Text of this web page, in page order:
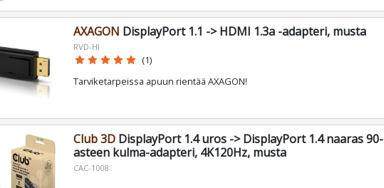
AXAGON DisplayPort 1.1 -> HDMI 1.3a -adapteri, musta
RVD-HI
star star star star star (1)
Tarviketarpeissa apuun rientää AXAGON!
Club 3DDisplayPort 1.4 uros -> DisplayPort 1.4 naaras 90-
asteen kulma-adapteri, 4K120Hz, musta
CAC-1008